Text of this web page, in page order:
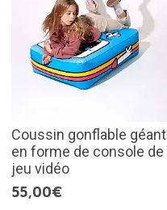
Coussin gonflable géant
en forme de console de
jeu vidéo
55,00€